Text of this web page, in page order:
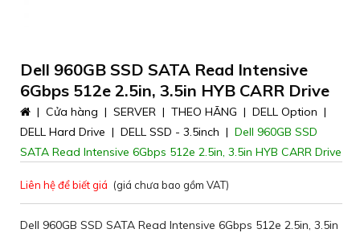
Dell 960GB SSD SATA Read Intensive
6Gbps 512e 2.5in, 3.5in HYB CARR Drive
| Cửa hàng | SERVER | THEO HÃNG | DELL Option |
DELL Hard Drive | DELL SSD - 3.5inch | Dell 960GB SSD
SATA Read Intensive 6Gbps 512e 2.5in, 3.5in HYB CARR Drive
Liên hệ để biết giá (giá chưa bao gồm VAT)
Dell 960GB SSD SATA Read Intensive 6Gbps 512e 2.5in, 3.5in